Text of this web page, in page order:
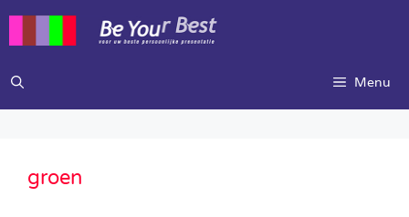
inhoud
Menu
groen